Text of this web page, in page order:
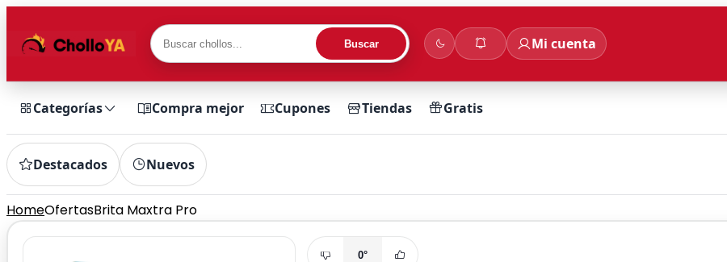
Buscar Mi cuenta
Categorías Compra mejor Cupones Tiendas Gratis
Destacados Nuevos
HomeOfertasBrita Maxtra Pro
0°